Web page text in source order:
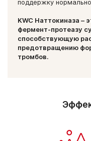
поддержку
KWC Наттокиназа –
фермент-протеазу
способствующую
предотвращению
тромбов.